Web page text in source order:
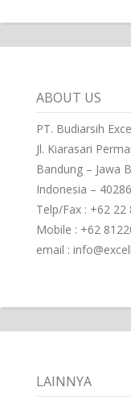
ABOUT US
PT. Budiarsih
Jl. Kiarasari
Bandung – Jawa
Indonesia – 40286
Telp/Fax : +62 22
Mobile : +62
email :
LAINNYA